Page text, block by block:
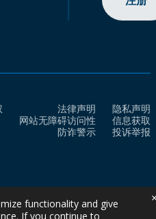
法律声明
隐私声明
网站无障碍访问性
信息获取
防诈警示
投诉举报
functionality and give
If you continue to